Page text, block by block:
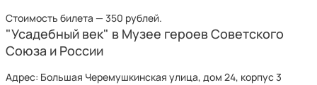
Стоимость билета — 350 рублей.
"Усадебный век" в Музее героев Советского
Союза и России
Адрес: Большая Черемушкинская улица, дом 24, корпус 3